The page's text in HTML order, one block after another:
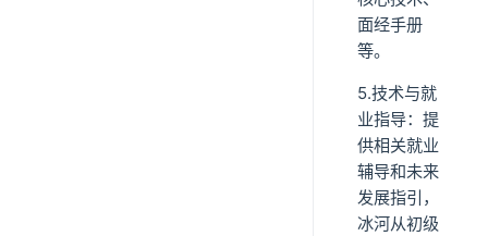
面经手册
等。
5.技术与就
业指导：提
供相关就业
辅导和未来
发展指引，
冰河从初级